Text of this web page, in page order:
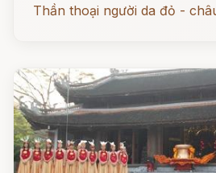
Thần thoại người da đỏ -